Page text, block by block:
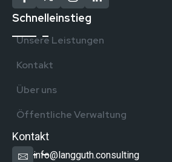
Schnelleinstieg
Unsere Leistungen
Kontakt
Über uns
Öffentliche Verwaltung
Kontakt
info@langguth.consulting